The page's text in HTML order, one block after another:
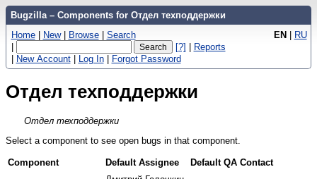
Bugzilla – Components for Отдел техподдержки
EN | RU
Home | New | Browse | Search
|
[?] | Reports
| New Account | Log In | Forgot Password
Отдел техподдержки
Отдел техподдержки
Select a component to see open bugs in that component.
Component Default Assignee Default QA Contact